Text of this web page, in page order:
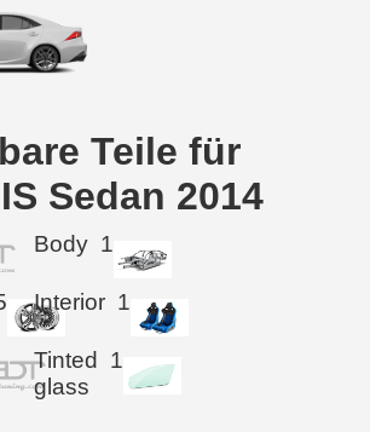
Teile für
Sedan 2014
Body 1
Interior 1
Tinted
glass
1